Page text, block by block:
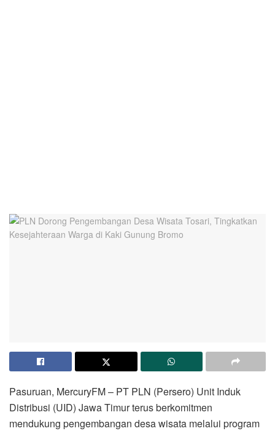
Pasuruan, MercuryFM – PT PLN (Persero) Unit Induk
Distribusi (UID) Jawa Timur terus berkomitmen
mendukung pengembangan desa wisata melalui program